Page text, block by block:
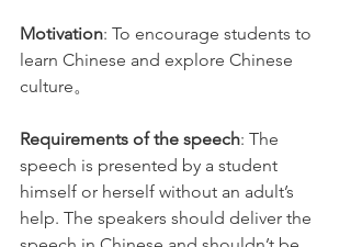
Motivation: To encourage students to
learn Chinese and explore Chinese
culture。
Requirements of the speech: The
speech is presented by a student
himself or herself without an adult’s
help. The speakers should deliver the